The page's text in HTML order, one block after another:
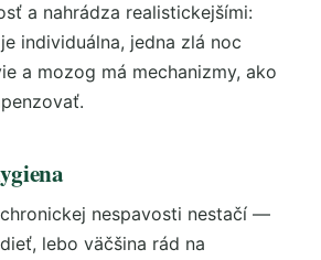
a nahrádza realistickejšími:
individuálna, jedna zlá noc
a mozog má mechanizmy, ako
nespavosti nestačí —
lebo väčšina rád na